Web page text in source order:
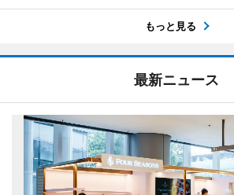
もっと見る
最新ニュース